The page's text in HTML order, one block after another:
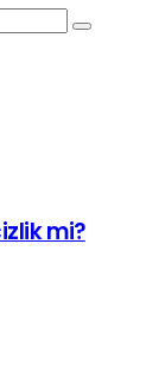
mi?